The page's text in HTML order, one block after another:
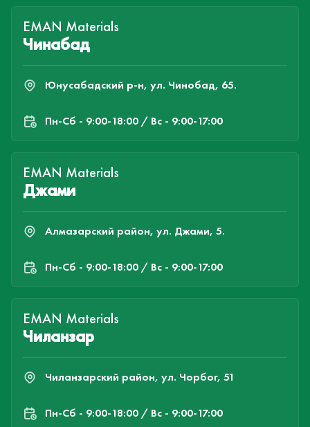
EMAN Materials
Чинабад
Юнусабадский р-н, ул. Чинобад, 65.
Пн-Cб - 9:00-18:00 / Вс - 9:00-17:00
EMAN Materials
Джами
Алмазарский район, ул. Джами, 5.
Пн-Cб - 9:00-18:00 / Вс - 9:00-17:00
EMAN Materials
Чиланзар
Чиланзарский район, ул. Чорбог, 51
Пн-Cб - 9:00-18:00 / Вс - 9:00-17:00